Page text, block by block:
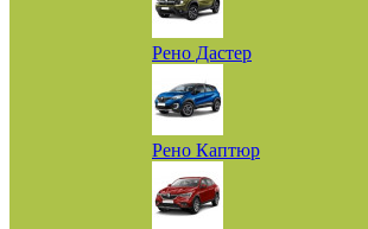
Рено Дастер
Рено Каптюр